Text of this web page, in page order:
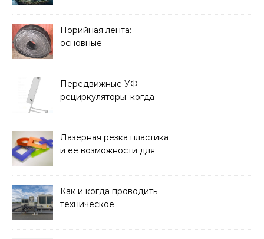
Норийная лента:
основные
и советы по выбору
Передвижные УФ-
рециркуляторы: когда
Лазерная резка пластика
и ее возможности для
Как и когда проводить
техническое